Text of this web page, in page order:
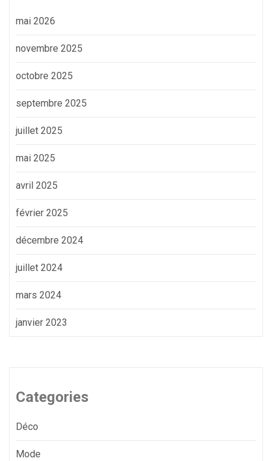
mai 2026
novembre 2025
octobre 2025
septembre 2025
juillet 2025
mai 2025
avril 2025
février 2025
décembre 2024
juillet 2024
mars 2024
janvier 2023
Categories
Déco
Mode